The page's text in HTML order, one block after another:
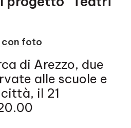
foto
di Arezzo, due
alle scuole e
il 21